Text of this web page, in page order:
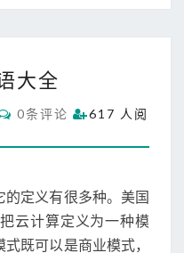
大全
C
O
M
T
S
0条评论
617 人阅
定义有很多种。美国
云计算定义为一种模
既可以是商业模式，